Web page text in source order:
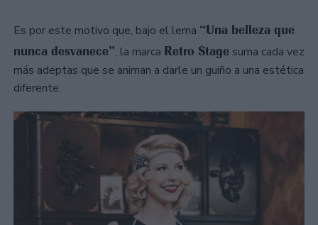
Es por este motivo que, bajo el lema “Una belleza que
nunca desvanece”, la marca Retro Stage suma cada vez
más adeptas que se animan a darle un guiño a una estética
diferente.